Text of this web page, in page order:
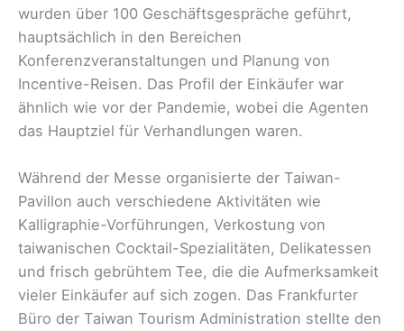
wurden über 100 Geschäftsgespräche geführt,
hauptsächlich in den Bereichen
Konferenzveranstaltungen und Planung von
Incentive-Reisen. Das Profil der Einkäufer war
ähnlich wie vor der Pandemie, wobei die Agenten
das Hauptziel für Verhandlungen waren.
Während der Messe organisierte der Taiwan-
Pavillon auch verschiedene Aktivitäten wie
Kalligraphie-Vorführungen, Verkostung von
taiwanischen Cocktail-Spezialitäten, Delikatessen
und frisch gebrühtem Tee, die die Aufmerksamkeit
vieler Einkäufer auf sich zogen. Das Frankfurter
Büro der Taiwan Tourism Administration stellte den